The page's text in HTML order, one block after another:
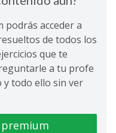
podrás acceder a
de todos los
que te
a tu profe
y todo ello sin ver